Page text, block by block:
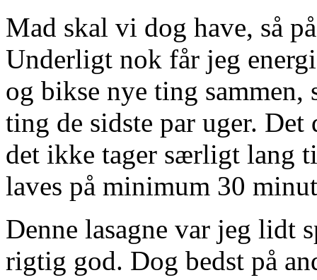
Mad skal vi dog have, så
Underligt nok får jeg
og bikse nye ting
ting de sidste par uger.
det ikke tager særligt lang
laves på minimum 30
Denne lasagne var jeg lidt
rigtig god. Dog bedst på